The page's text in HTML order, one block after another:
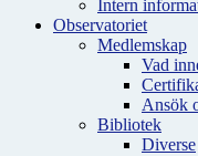
Intern
Observatoriet
Medlemskap
Vad
Ansök
Bibliotek
Diverse